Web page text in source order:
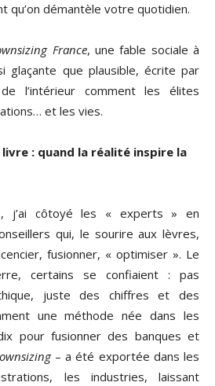
qu’on démantèle votre quotidien.
France, une fable sociale à
glaçante que plausible, écrite par
l’intérieur comment les élites
et les vies.
: quand la réalité inspire la
j’ai côtoyé les « experts » en
qui, le sourire aux lèvres,
fusionner, « optimiser ». Le
certains se confiaient : pas
juste des chiffres et des
une méthode née dans les
pour fusionner des banques et
– a été exportée dans les
les industries, laissant